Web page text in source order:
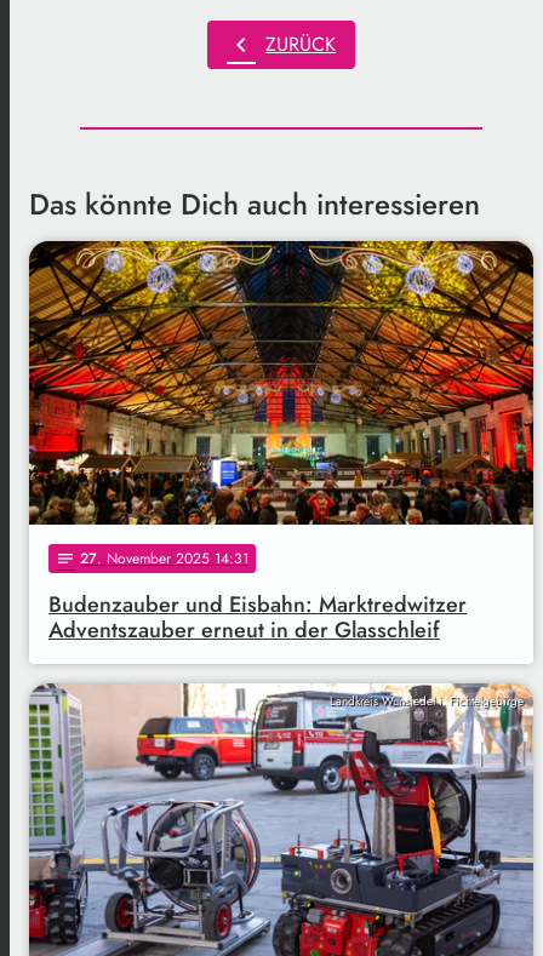
chevron_left ZURÜCK
Das könnte Dich auch interessieren
notes 27. November 2025 14:31
Budenzauber und Eisbahn: Marktredwitzer
Adventszauber erneut in der Glasschleif
Landkreis Wunsiedel i. Fichtelgebirge